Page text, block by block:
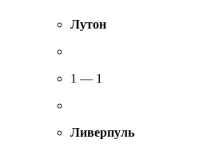
Лутон
1 — 1
Ливерпуль